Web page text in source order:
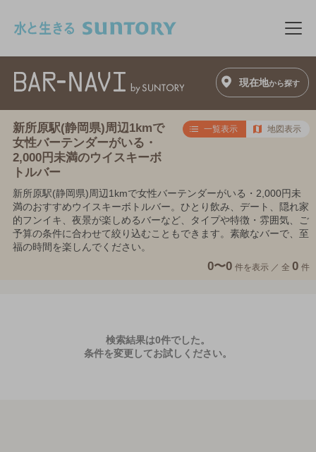
メ
現在地から探す
新所原駅(静岡県)周辺1kmで
女性バーテンダーがいる・
2,000円未満のウイスキーボ
トルバー
一覧表示 地図表示
新所原駅(静岡県)周辺1kmで女性バーテンダーがいる・2,000円未
満のおすすめウイスキーボトルバー。ひとり飲み、デート、隠れ家
的フンイキ、夜景が楽しめるバーなど、タイプや特徴・雰囲気、ご
予算の条件に合わせて絞り込むこともできます。素敵なバーで、至
福の時間を楽しんでください。
0〜0 件を表示 ／ 全 0 件
検索結果は0件でした。
条件を変更してお試しください。